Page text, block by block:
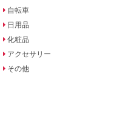
自転車
日用品
化粧品
アクセサリー
その他